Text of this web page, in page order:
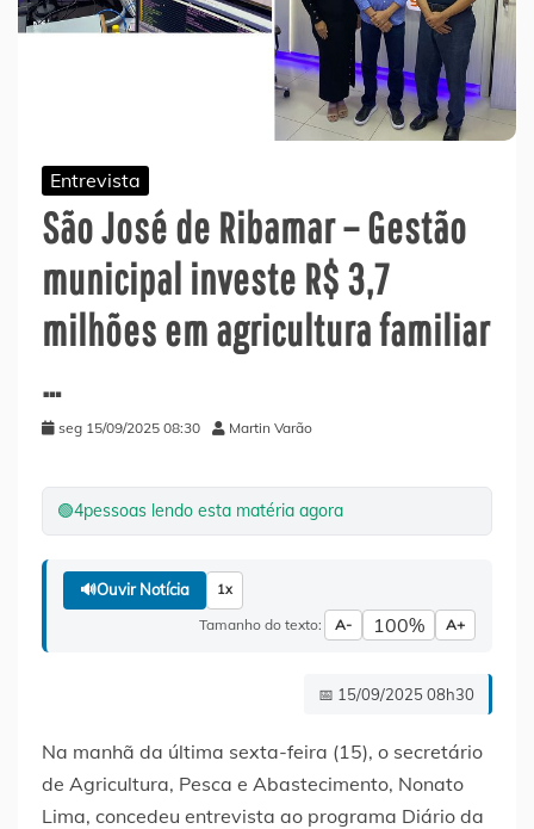
Entrevista
São José de Ribamar – Gestão
municipal investe R$ 3,7
milhões em agricultura familiar
…
seg 15/09/2025 08:30 Martin Varão
🟢4pessoas lendo esta matéria agora
🔊Ouvir Notícia 1x
Tamanho do texto: A- 100% A+
📅 15/09/2025 08h30
Na manhã da última sexta-feira (15), o secretário
de Agricultura, Pesca e Abastecimento, Nonato
Lima, concedeu entrevista ao programa Diário da